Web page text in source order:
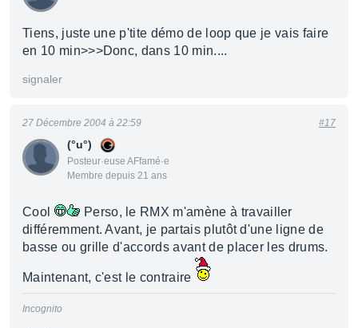
Tiens, juste une p'tite démo de loop que je vais faire
en 10 min>>>Donc, dans 10 min....
signaler
(°u°)
Posteur·euse AFfamé·e
Membre depuis 21 ans
27 Décembre 2004 à 22:59 #17
Cool
Perso, le RMX m'amène à travailler
différemment. Avant, je partais plutôt d'une ligne de
basse ou grille d'accords avant de placer les drums.
Maintenant, c'est le contraire
Incognito